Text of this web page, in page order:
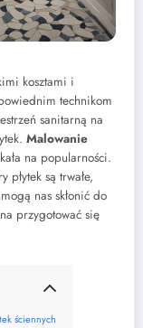
kosztami i
technikom
sanitarną na
Malowanie
na popularności.
są trwałe,
nas skłonić do
przygotować się
ściennych